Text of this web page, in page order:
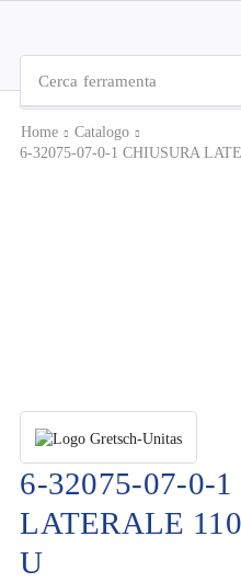
Cerca ferramenta
Home
Catalogo
6-32075-07-0-1 CHIUSURA
6-32075-07-0-
LATERALE
U